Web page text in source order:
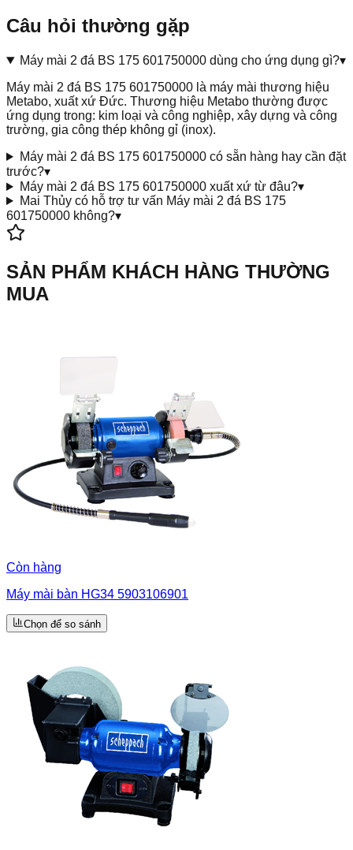
Câu hỏi thường gặp
Máy mài 2 đá BS 175 601750000 dùng cho ứng dụng gì?▾
Máy mài 2 đá BS 175 601750000 là máy mài thương hiệu
Metabo, xuất xứ Đức. Thương hiệu Metabo thường được
ứng dụng trong: kim loại và công nghiệp, xây dựng và công
trường, gia công thép không gỉ (inox).
Máy mài 2 đá BS 175 601750000 có sẵn hàng hay cần đặt
trước?▾
Máy mài 2 đá BS 175 601750000 xuất xứ từ đâu?▾
Mai Thủy có hỗ trợ tư vấn Máy mài 2 đá BS 175
601750000 không?▾
SẢN PHẨM KHÁCH HÀNG THƯỜNG
MUA
Còn hàng
Máy mài bàn HG34 5903106901
Chọn để so sánh